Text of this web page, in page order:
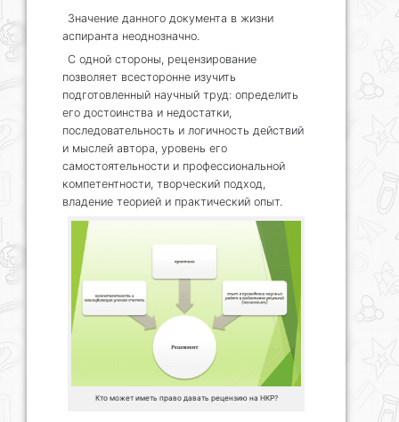
Значение данного документа в жизни
аспиранта неоднозначно.
С одной стороны, рецензирование
позволяет всесторонне изучить
подготовленный научный труд: определить
его достоинства и недостатки,
последовательность и логичность действий
и мыслей автора, уровень его
самостоятельности и профессиональной
компетентности, творческий подход,
владение теорией и практический опыт.
Кто может иметь право давать рецензию на НКР?